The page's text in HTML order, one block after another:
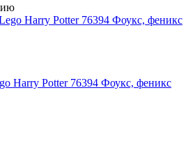
Harry Potter 76394 Фоукс, феникс